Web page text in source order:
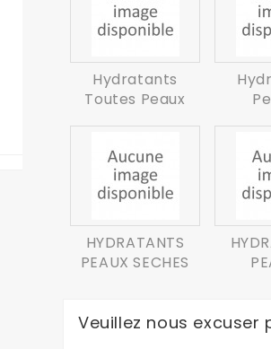
Hydratants
Toutes Peaux
HYDRATANTS
PEAUX SECHES
Veuillez nous